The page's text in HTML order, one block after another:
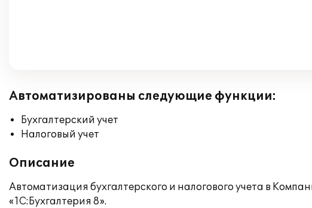
Автоматизированы следующие функции:
Бухгалтерский учет
Налоговый учет
Описание
Автоматизация бухгалтерского и налогового учета в
«1С:Бухгалтерия 8».